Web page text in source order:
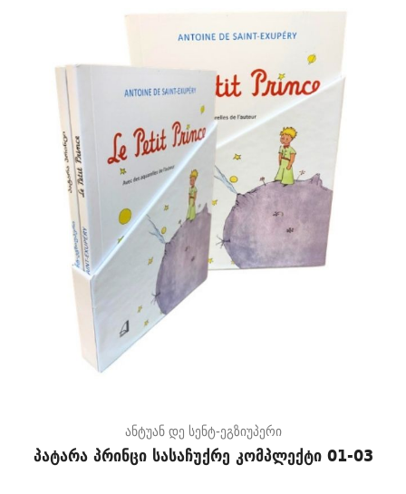
ანტუან დე სენტ-ეგზიუპერი
პატარა პრინცი სასაჩუქრე კომპლექტი 01-03